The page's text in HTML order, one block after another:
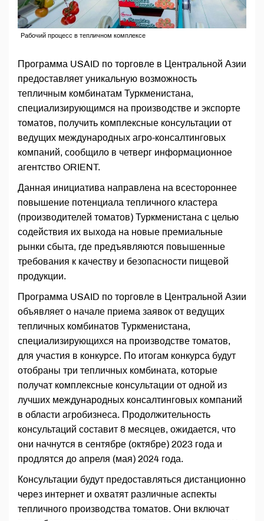
Рабочий процесс в тепличном комплексе
Программа USAID по торговле в Центральной Азии
предоставляет уникальную возможность
тепличным комбинатам Туркменистана,
специализирующимся на производстве и экспорте
томатов, получить комплексные консультации от
ведущих международных агро-консалтинговых
компаний, сообщило в четверг информационное
агентство ORIENT.
Данная инициатива направлена на всестороннее
повышение потенциала тепличного кластера
(производителей томатов) Туркменистана с целью
содействия их выхода на новые премиальные
рынки сбыта, где предъявляются повышенные
требования к качеству и безопасности пищевой
продукции.
Программа USAID по торговле в Центральной Азии
объявляет о начале приема заявок от ведущих
тепличных комбинатов Туркменистана,
специализирующихся на производстве томатов,
для участия в конкурсе. По итогам конкурса будут
отобраны три тепличных комбината, которые
получат комплексные консультации от одной из
лучших международных консалтинговых компаний
в области агробизнеса. Продолжительность
консультаций составит 8 месяцев, ожидается, что
они начнутся в сентябре (октябре) 2023 года и
продлятся до апреля (мая) 2024 года.
Консультации будут предоставляться дистанционно
через интернет и охватят различные аспекты
тепличного производства томатов. Они включат